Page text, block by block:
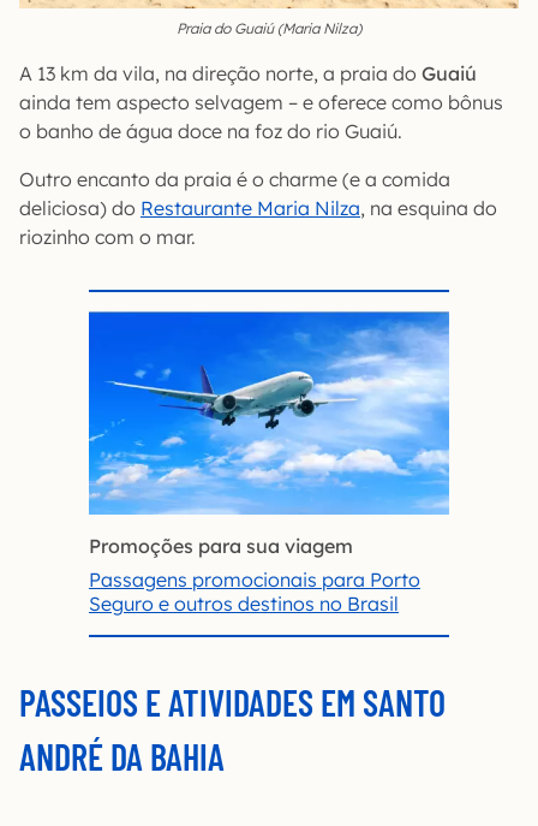
Praia do Guaiú (Maria Nilza)
A 13 km da vila, na direção norte, a praia do Guaiú
ainda tem aspecto selvagem – e oferece como bônus
o banho de água doce na foz do rio Guaiú.
Outro encanto da praia é o charme (e a comida
deliciosa) do Restaurante Maria Nilza, na esquina do
riozinho com o mar.
Promoções para sua viagem
Passagens promocionais para Porto
Seguro e outros destinos no Brasil
PASSEIOS E ATIVIDADES EM SANTO
ANDRÉ DA BAHIA